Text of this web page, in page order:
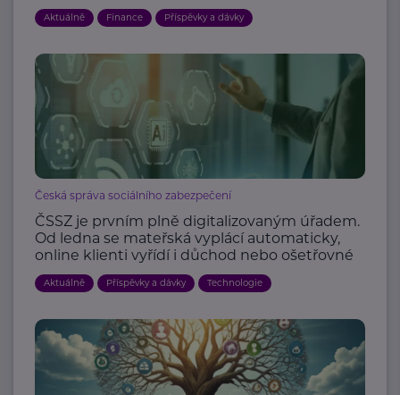
Aktuálně Finance Příspěvky a dávky
Česká správa sociálního zabezpečení
ČSSZ je prvním plně digitalizovaným úřadem.
Od ledna se mateřská vyplácí automaticky,
online klienti vyřídí i důchod nebo ošetřovné
Aktuálně Příspěvky a dávky Technologie